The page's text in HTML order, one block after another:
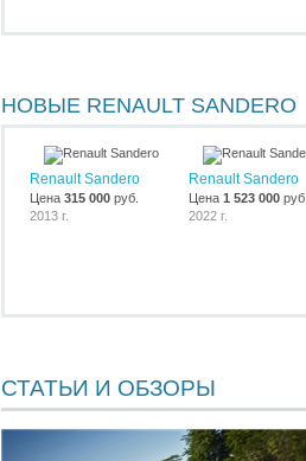
НОВЫЕ RENAULT SANDERO
Renault Sandero
Цена315 000 руб.
2013 г.
Renault Sandero
Цена1 523 000 руб.
2022 г.
СТАТЬИ И ОБЗОРЫ